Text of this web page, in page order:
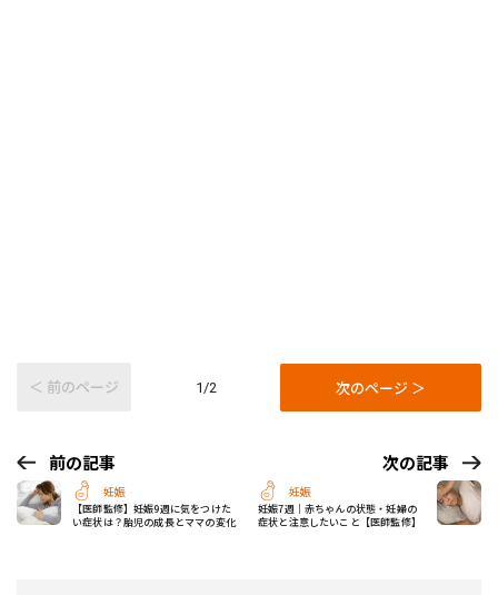
＜ 前のページ 1/2 次のページ ＞
前の記事
妊娠
【医師監修】妊娠9週に気をつけた
い症状は？胎児の成長とママの変化
次の記事
妊娠
妊娠7週｜赤ちゃんの状態・妊婦の
症状と注意したいこと【医師監修】